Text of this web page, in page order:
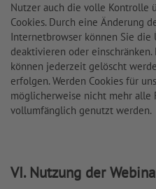
Nutzer auch die volle Kontrolle
Cookies. Durch eine Änderung
Internetbrowser können Sie die
deaktivieren oder
können jederzeit gelöscht
erfolgen. Werden Cookies für
möglicherweise nicht mehr alle
vollumfänglich genutzt werden.
VI. Nutzung der